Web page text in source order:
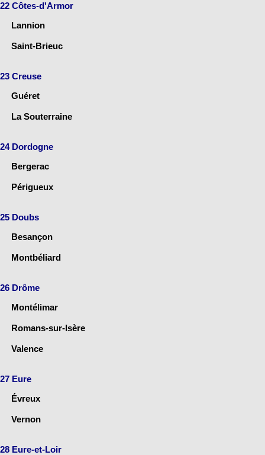
22 Côtes-d'Armor
Lannion
Saint-Brieuc
23 Creuse
Guéret
La Souterraine
24 Dordogne
Bergerac
Périgueux
25 Doubs
Besançon
Montbéliard
26 Drôme
Montélimar
Romans-sur-Isère
Valence
27 Eure
Évreux
Vernon
28 Eure-et-Loir